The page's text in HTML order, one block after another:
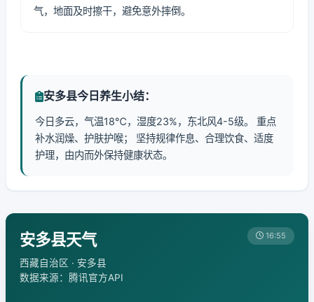
气，地面及时擦干，避免意外摔倒。
安多县今日养生小结：
今日多云，气温18℃，湿度23%，东北风4-5级。 重点
补水润燥、护肤护喉； 坚持规律作息、合理饮食、适度
护理，由内而外保持健康状态。
安多县天气
西藏自治区 · 安多县
数据来源：腾讯官方API
16:55